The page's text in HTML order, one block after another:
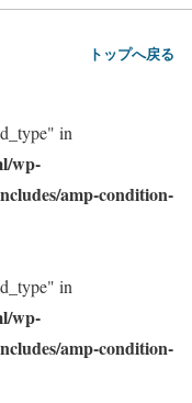
トップへ戻る
in
wp-
amp-condition-
in
wp-
amp-condition-